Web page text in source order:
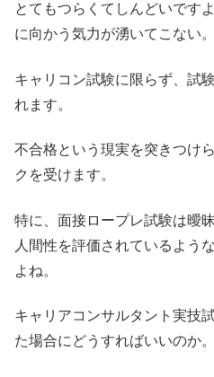
とてもつらくてしんどいです
に向かう気力が湧いてこない。
キャリコン試験に限らず、試
れます。
不合格という現実を突きつけ
クを受けます。
特に、面接ロープレ試験は曖
人間性を評価されているよう
よね。
キャリアコンサルタント実技
た場合にどうすればいいのか。